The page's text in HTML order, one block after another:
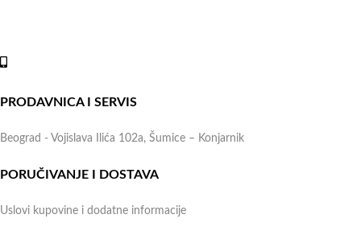
+381 (69) 767-202
PRODAVNICA I SERVIS
Beograd - Vojislava Ilića 102a, Šumice – Konjarnik
PORUČIVANJE I DOSTAVA
Uslovi kupovine i dodatne informacije